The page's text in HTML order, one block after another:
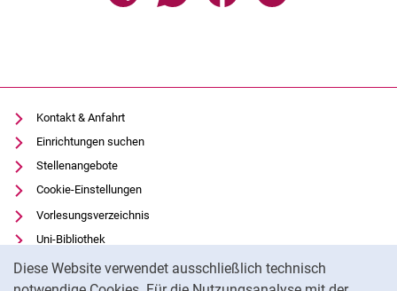
Diese Website verwendet ausschließlich technisch
Kontakt & Anfahrt
Einrichtungen suchen
Stellenangebote
Cookie-Einstellungen
Vorlesungsverzeichnis
Uni-Bibliothek
Moodle
Panopto